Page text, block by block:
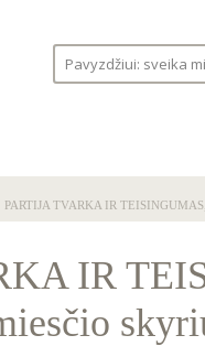
PARTIJA TVARKA IR
IR